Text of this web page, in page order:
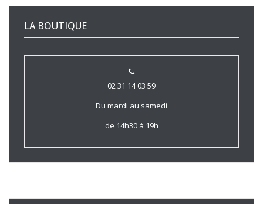
LA BOUTIQUE
02 31 14 03 59
Du mardi au samedi
de 14h30 à 19h